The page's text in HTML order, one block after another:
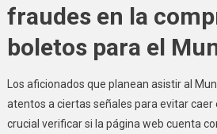
fraudes en la
boletos para el
Los aficionados que planean asistir al
atentos a ciertas señales para evitar caer
crucial verificar si la página web cuenta